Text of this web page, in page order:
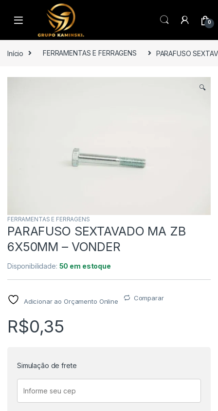
Saltar para navegação
Pular para o conteúdo
0
Início FERRAMENTAS E FERRAGENS PARAFUSO
🔍
FERRAMENTAS E FERRAGENS
PARAFUSO SEXTAVADO MA ZB
6X50MM – VONDER
Disponibilidade: 50 em estoque
Adicionar ao Orçamento Online Comparar
R$0,35
Simulação de frete